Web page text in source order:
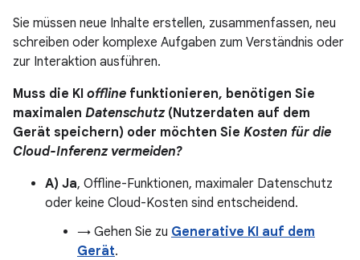
Sie müssen neue Inhalte erstellen, zusammenfassen, neu
schreiben oder komplexe Aufgaben zum Verständnis oder
zur Interaktion ausführen.
Muss die KI offline funktionieren, benötigen Sie
maximalen Datenschutz(Nutzerdaten auf dem
Gerät speichern) oder möchten Sie Kosten für die
Cloud-Inferenz vermeiden?
A) Ja, Offline-Funktionen, maximaler Datenschutz
oder keine Cloud-Kosten sind entscheidend.
→ Gehen Sie zu Generative KI auf dem
Gerät.